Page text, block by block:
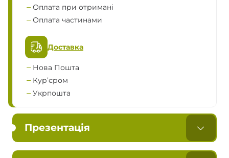
Оплата при отримані
Оплата частинами
Доставка
Нова Пошта
Кур’єром
Укрпошта
Презентація